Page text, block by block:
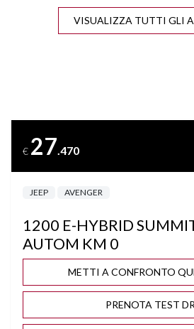
APPLE CARPLAY &
BLUETOOTH
CAMBIO AUTOMATICO/
CAMBIO F1 AL
CERCHI "18
CLIMA
VISUALIZZA
€ 27.470
JEEP AVENGER
1200 E-HYBRID
AUTOM KM 0
METTI A CONFRONTO
PRENOTA TEST